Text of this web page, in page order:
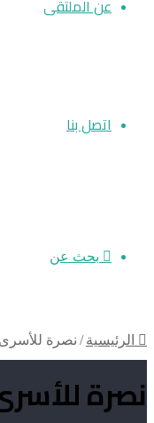
عن الملتقى
اتصل بنا
بحث عن
الرئيسية / نصرة للأسرى
نصرة